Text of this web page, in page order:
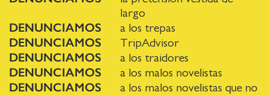
largo
DENUNCIAMOS a los trepas
DENUNCIAMOS TripAdvisor
DENUNCIAMOS a los traidores
DENUNCIAMOS a los malos novelistas
DENUNCIAMOS
a los malos novelistas que no